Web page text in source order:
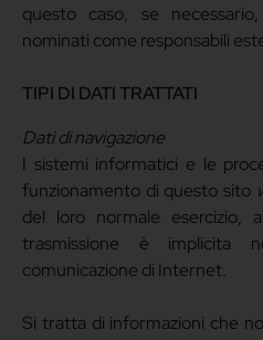
questo caso, se
nominati come responsabili
TIPI DI DATI TRATTATI
Dati di navigazione
I sistemi informatici e le
funzionamento di questo sito
del loro normale esercizio,
trasmissione è implicita
comunicazione di Internet.
Si tratta di informazioni che